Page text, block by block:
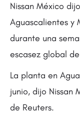
Nissan México
Aguascalientes y
durante una
escasez global
La planta en
junio, dijo Nissan
de Reuters.